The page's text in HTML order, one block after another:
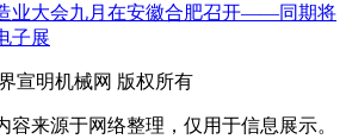
业大会九月在安徽合肥召开——同期将
子展
宣明机械网 版权所有
容来源于网络整理，仅用于信息展示。